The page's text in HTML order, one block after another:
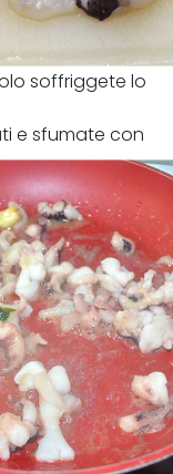
soffriggete lo
e sfumate con